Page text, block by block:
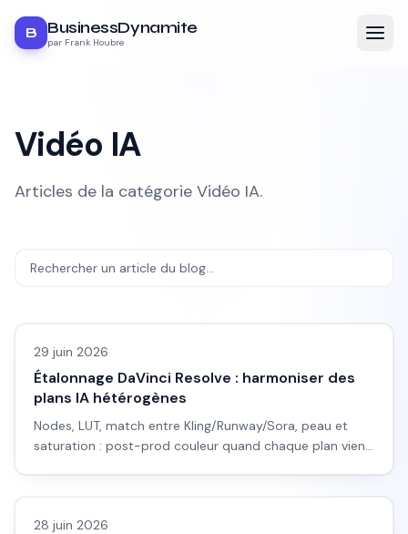
B BusinessDynamite
par Frank Houbre
Vidéo IA
Articles de la catégorie Vidéo IA.
29 juin 2026
Étalonnage DaVinci Resolve : harmoniser des
plans IA hétérogènes
Nodes, LUT, match entre Kling/Runway/Sora, peau et
saturation : post-prod couleur quand chaque plan vient
Vidéo IA
28 juin 2026